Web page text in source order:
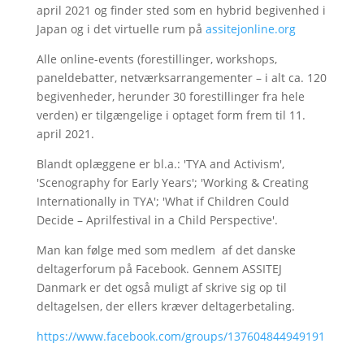
april 2021 og finder sted som en hybrid begivenhed i
Japan og i det virtuelle rum på assitejonline.org
Alle online-events (forestillinger, workshops,
paneldebatter, netværksarrangementer – i alt ca. 120
begivenheder, herunder 30 forestillinger fra hele
verden) er tilgængelige i optaget form frem til 11.
april 2021.
Blandt oplæggene er bl.a.: 'TYA and Activism',
'Scenography for Early Years'; 'Working & Creating
Internationally in TYA'; 'What if Children Could
Decide – Aprilfestival in a Child Perspective'.
Man kan følge med som medlem af det danske
deltagerforum på Facebook. Gennem ASSITEJ
Danmark er det også muligt af skrive sig op til
deltagelsen, der ellers kræver deltagerbetaling.
https://www.facebook.com/groups/137604844949191